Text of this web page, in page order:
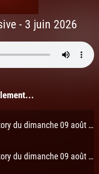
- 3 juin 2026
SENSATIONS Miix Factory du dimanche 09 août 2026 à 3h
SENSATIONS Miix Factory du dimanche 09 août 2026 à 2h